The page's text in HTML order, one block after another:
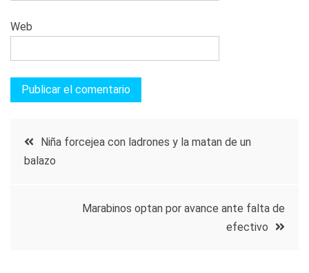
Web
Navegación
entradas
Niña forcejea con ladrones y la matan de un
balazo
Marabinos optan por avance ante falta de
efectivo